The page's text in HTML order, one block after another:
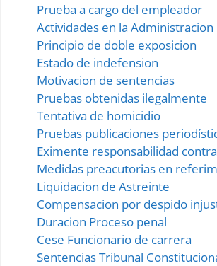
Prueba a cargo del empleador
Actividades en la Administracion
Principio de doble exposicion
Estado de indefension
Motivacion de sentencias
Pruebas obtenidas ilegalmente
Tentativa de homicidio
Pruebas publicaciones
Eximente responsabilidad
Medidas preacutorias en
Liquidacion de Astreinte
Compensacion por despido
Duracion Proceso penal
Cese Funcionario de carrera
Sentencias Tribunal